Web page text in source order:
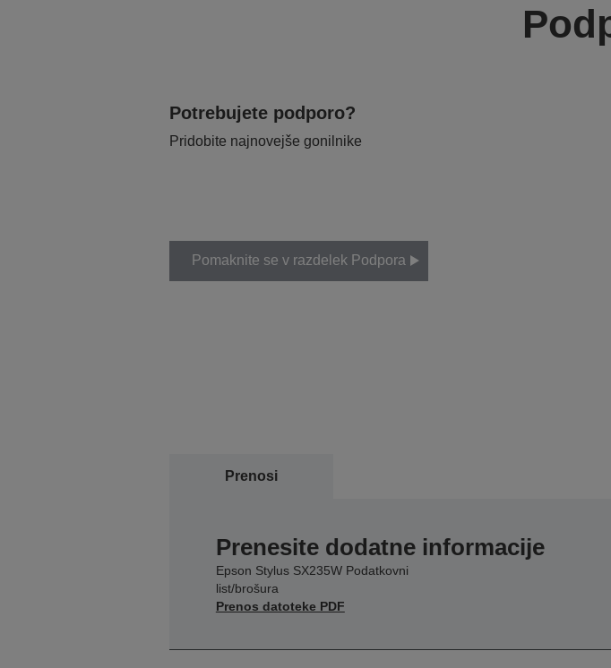
Potrebujete podporo?
Pridobite najnovejše gonilnike
Pomaknite se v razdelek Podpora
Prenosi
Prenesite dodatne informacije
Epson Stylus SX235W Podatkovni
list/brošura
Prenos datoteke PDF